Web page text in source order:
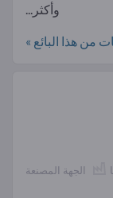
وأكثر...
من هذا البائع »
الجهة المصنعة